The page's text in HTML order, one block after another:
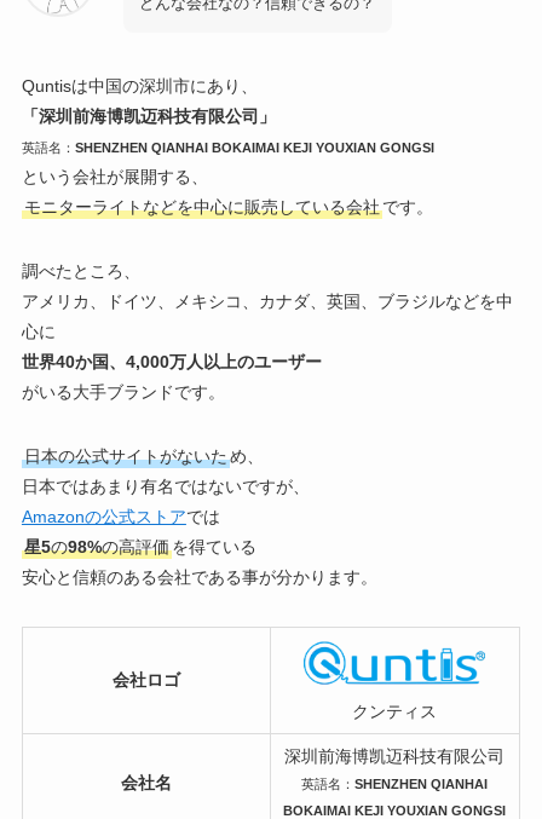
Quntisは中国の深圳市にあり、
「深圳前海博凯迈科技有限公司」
英語名： SHENZHEN QIANHAI BOKAIMAI KEJI YOUXIAN GONGSI
という会社が展開する、
モニターライトなどを中心に販売している会社です。
調べたところ、
アメリカ、ドイツ、メキシコ、カナダ、英国、ブラジルなどを中
心に
世界40か国、4,000万人以上のユーザー
がいる大手ブランドです。
日本の公式サイトがないため、
日本ではあまり有名ではないですが、
Amazonの公式ストアでは
星5の98%の高評価を得ている
安心と信頼のある会社である事が分かります。
会社ロゴ
クンティス
会社名
深圳前海博凯迈科技有限公司
英語名：SHENZHEN QIANHAI
BOKAIMAI KEJI YOUXIAN GONGSI